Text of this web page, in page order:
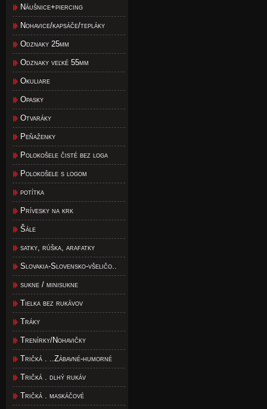
Náušnice+piercing
Nohavice/kapsáče/tepláky
Odznaky 25mm
Odznaky veľké 55mm
Okuliare
Opasky
Otvaráky
Peňaženky
Polokošele čisté bez loga
Polokošele s logom
potítka
Prívesky na krk
Šále
satky, rúška, arafatky
Slovakia-Slovensko-všeličo..
sukne / minisukne
Tielka bez rukávov
Tráky
Trenírky/Nohavičky
Tričká . ..Zábavné-humorné
Tričká . dlhý rukáv
Tričká . maskáčové